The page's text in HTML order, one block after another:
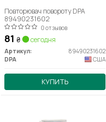
Повторювач повороту DPA
89490231602
0 отзывов
81 ₴ сегодня
Артикул:
89490231602
DPA
США
КУПИТЬ